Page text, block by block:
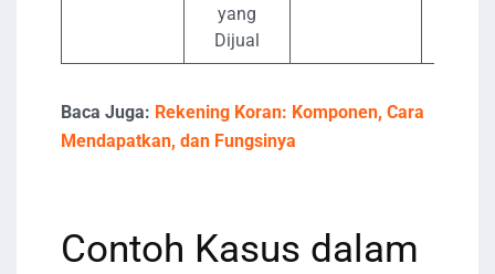
yang
Dijual
Baca Juga: Rekening Koran: Komponen, Cara
Mendapatkan, dan Fungsinya
Contoh Kasus dalam